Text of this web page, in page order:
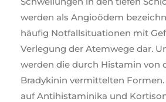
werden als Angioödem
häufig Notfallsituationen mit
Verlegung der Atemwege dar.
werden die durch Histamin von
Bradykinin vermittelten
auf Antihistaminika und